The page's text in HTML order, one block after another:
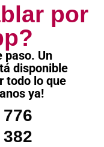
por
paso. Un
disponible
todo lo que
ya!